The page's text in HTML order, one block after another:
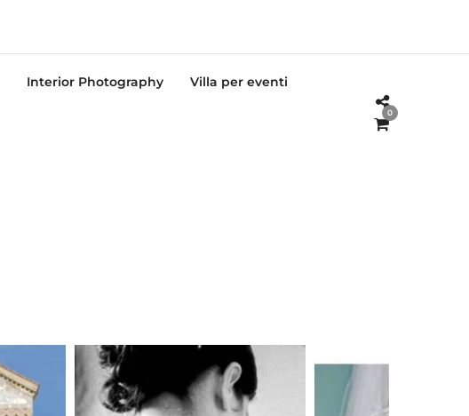
Interior Photography Villa per eventi
0